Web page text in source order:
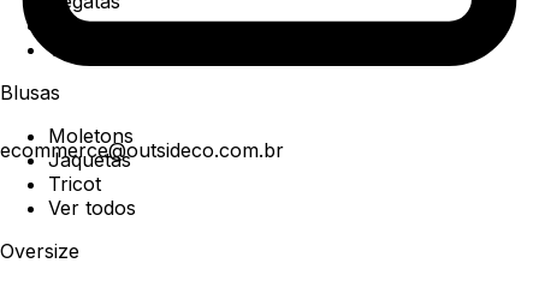
ecommerce@outsideco.com.br
Polo
Ver todos
Blusas
Moletons
Jaquetas
Tricot
Ver todos
Oversize